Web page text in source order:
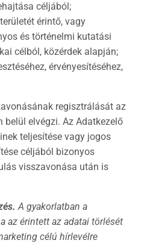
céljából;
érintő, vagy
és történelmi kutatási
célból, közérdek alapján;
érvényesítéséhez,
regisztrálását az
belül elvégzi. Az Adatkezelő
teljesítése vagy jogos
céljából bizonyos
visszavonása után is
A gyakorlatban a
az érintett az adatai törlését
célú hírlevélre